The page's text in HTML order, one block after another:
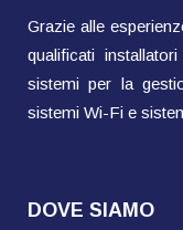
Grazie alle
qualificati
sistemi per la
sistemi Wi-Fi e
DOVE SIAMO